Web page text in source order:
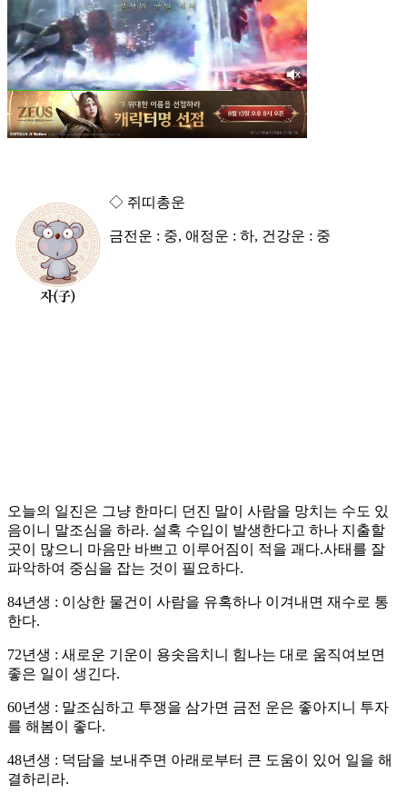
◇ 쥐띠총운
금전운 : 중, 애정운 : 하, 건강운 : 중
오늘의 일진은 그냥 한마디 던진 말이 사람을 망치는 수도 있
음이니 말조심을 하라. 설혹 수입이 발생한다고 하나 지출할
곳이 많으니 마음만 바쁘고 이루어짐이 적을 괘다.사태를 잘
파악하여 중심을 잡는 것이 필요하다.
84년생 : 이상한 물건이 사람을 유혹하나 이겨내면 재수로 통
한다.
72년생 : 새로운 기운이 용솟음치니 힘나는 대로 움직여보면
좋은 일이 생긴다.
60년생 : 말조심하고 투쟁을 삼가면 금전 운은 좋아지니 투자
를 해봄이 좋다.
48년생 : 덕담을 보내주면 아래로부터 큰 도움이 있어 일을 해
결하리라.